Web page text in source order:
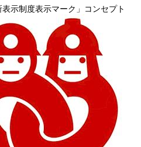
度表示マーク」コンセプト